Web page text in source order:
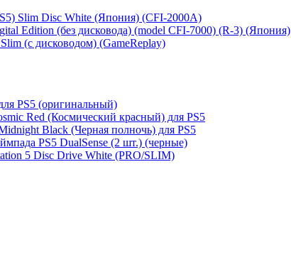
Slim Disc White (Япония) (CFI-2000A)
Edition (без дисковода) (model CFI-7000) (R-3) (Япония)
(с дисководом) (GameReplay)
PS5 (оригинальный)
Red (Космический красный) для PS5
Black (Черная полночь) для PS5
PS5 DualSense (2 шт.) (черные)
5 Disc Drive White (PRO/SLIM)